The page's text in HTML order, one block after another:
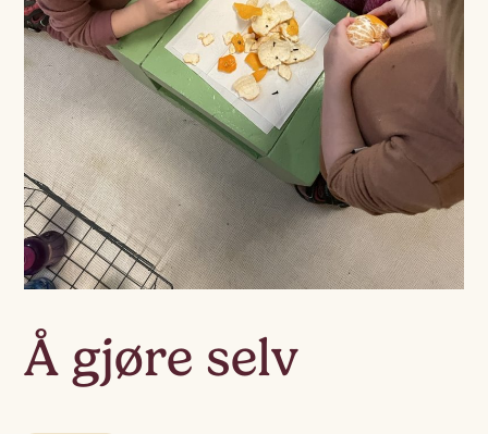
Å gjøre selv